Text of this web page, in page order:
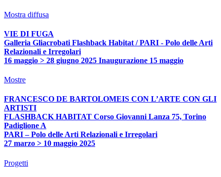
Mostra diffusa
VIE DI FUGA
Galleria Gliacrobati Flashback Habitat / PARI - Polo delle Arti
Relazionali e Irregolari
16 maggio > 28 giugno 2025 Inaugurazione 15 maggio
Mostre
FRANCESCO DE BARTOLOMEIS CON L’ARTE CON GLI
ARTISTI
FLASHBACK HABITAT Corso Giovanni Lanza 75, Torino
Padiglione A
PARI – Polo delle Arti Relazionali e Irregolari
27 marzo > 10 maggio 2025
Progetti